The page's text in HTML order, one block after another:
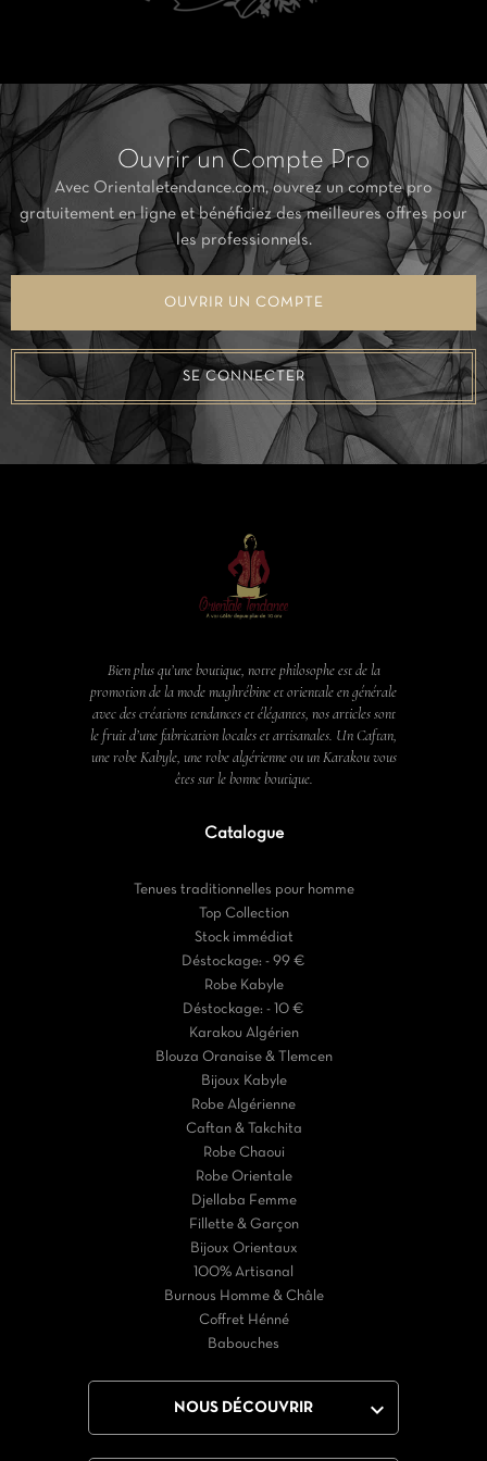
Ouvrir un Compte Pro
Avec Orientaletendance.com, ouvrez un compte pro
gratuitement en ligne et bénéficiez des meilleures offres pour
les professionnels.
OUVRIR UN COMPTE
SE CONNECTER
Bien plus qu’une boutique, notre philosophe est de la
promotion de la mode maghrébine et orientale en générale
avec des créations tendances et élégantes, nos articles sont
le fruit d’une fabrication locales et artisanales. Un Caftan,
une robe Kabyle, une robe algérienne ou un Karakou vous
êtes sur le bonne boutique.
Catalogue
Tenues traditionnelles pour homme
Top Collection
Stock immédiat
Déstockage: - 99 €
Robe Kabyle
Déstockage: - 10 €
Karakou Algérien
Blouza Oranaise & Tlemcen
Bijoux Kabyle
Robe Algérienne
Caftan & Takchita
Robe Chaoui
Robe Orientale
Djellaba Femme
Fillette & Garçon
Bijoux Orientaux
100% Artisanal
Burnous Homme & Châle
Coffret Hénné
Babouches
NOUS DÉCOUVRIR 